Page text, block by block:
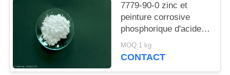
PRIVACY
POLICY
7779-90-0 zinc et
peinture corrosive
phosphorique d'acide
d'Acidzinc et
phosphorique anti pour
MOQ:1 kg
CONTACT